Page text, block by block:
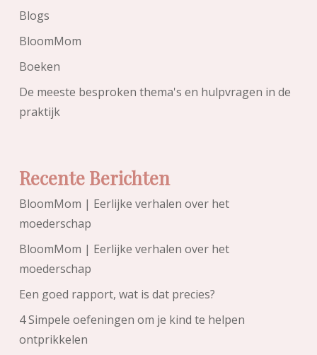
Blogs
BloomMom
Boeken
De meeste besproken thema's en hulpvragen in de
praktijk
Recente Berichten
BloomMom | Eerlijke verhalen over het
moederschap
BloomMom | Eerlijke verhalen over het
moederschap
Een goed rapport, wat is dat precies?
4 Simpele oefeningen om je kind te helpen
ontprikkelen